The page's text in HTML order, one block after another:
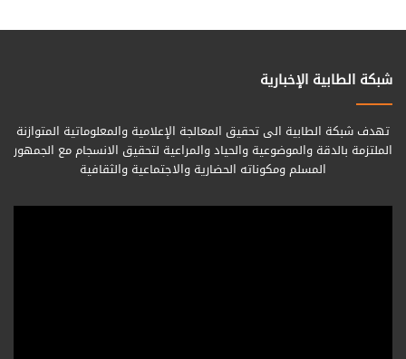
شبكة الطابية الإخبارية
تهدف شبكة الطابية الى تحقيق المعالجة الإعلامية والمعلوماتية المتوازنة
الملتزمة بالدقة والموضوعية والحياد والمراعية لتحقيق الانسجام مع الجمهور
المسلم ومكوناته الحضارية والاجتماعية والثقافية